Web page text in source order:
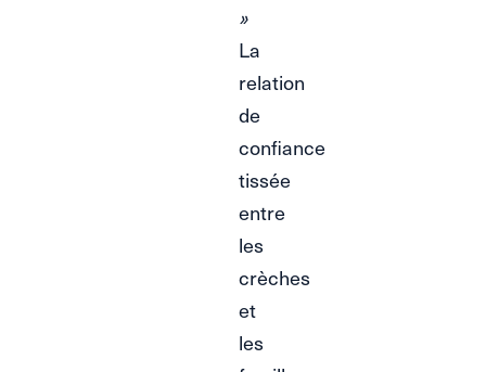
»
La
relation
de
confiance
tissée
entre
les
crèches
et
les